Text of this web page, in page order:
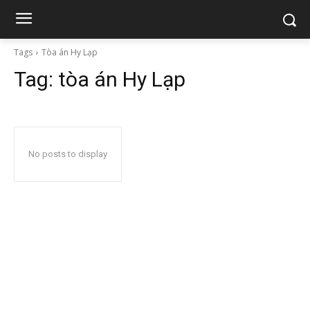
Tags Tòa án Hy Lạp
Tag: tòa án Hy Lạp
No posts to display